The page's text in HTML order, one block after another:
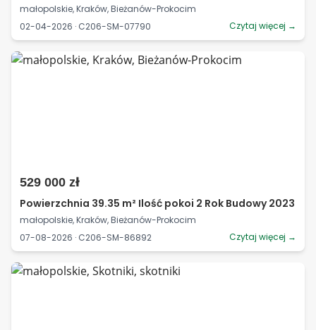
małopolskie, Kraków, Bieżanów-Prokocim
02-04-2026 · C206-SM-07790
Czytaj więcej →
529 000 zł
Powierzchnia 39.35 m² Ilość pokoi 2 Rok Budowy 2023
małopolskie, Kraków, Bieżanów-Prokocim
07-08-2026 · C206-SM-86892
Czytaj więcej →